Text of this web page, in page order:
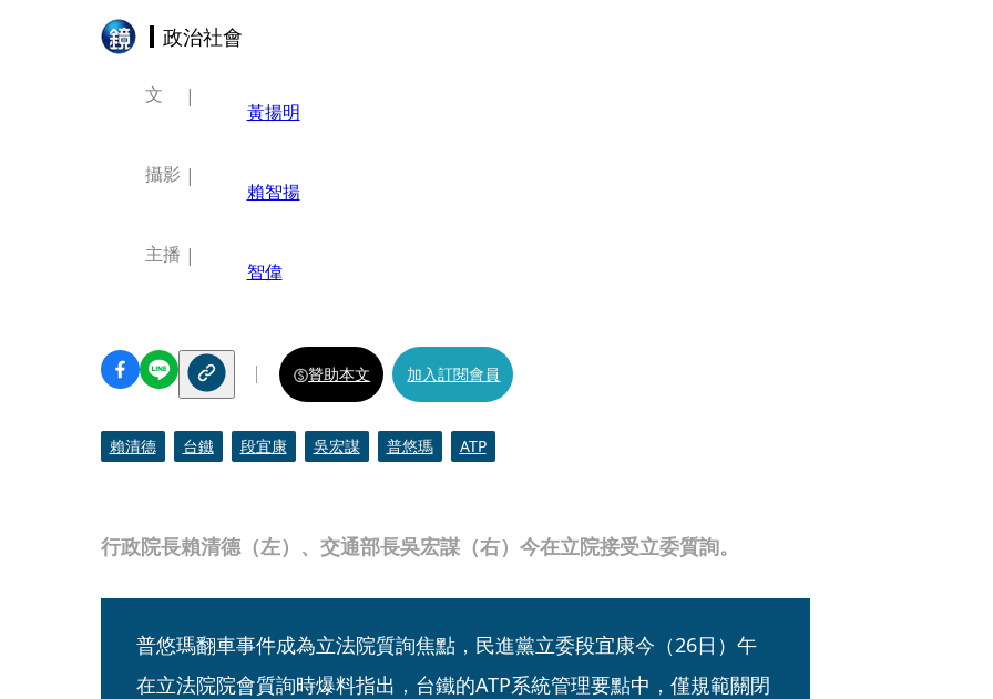
政治社會
行政院長賴清德（左）、交通部長吳宏謀（右）今在立院接受立委質詢。
文
黃揚明
攝影
賴智揚
主播
智偉
贊助本文 加入訂閱會員
賴清德 台鐵 段宜康 吳宏謀 普悠瑪 ATP
普悠瑪翻車事件成為立法院質詢焦點，民進黨立委段宜康今（26日）午
在立法院院會質詢時爆料指出，台鐵的ATP系統管理要點中，僅規範關閉